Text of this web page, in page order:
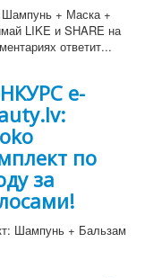
Шампунь + Маска +
LIKE и SHARE на
ответит...
e-
по
за
Шампунь + Бальзам